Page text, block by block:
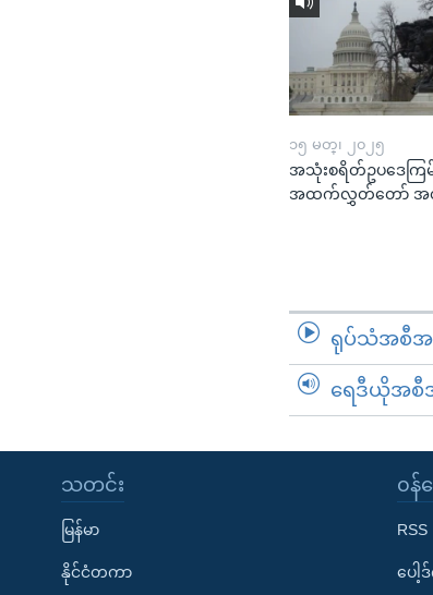
၁၅ မတ္၊ ၂၀၂၅
အသုံးစရိတ်ဥပဒေကြ
အထက်လွှတ်တော် အ
ရုပ်သံအစီအစ
ရေဒီယိုအစီအ
သတင်း
မြန်မာ
နိုင်ငံတကာ
၀န်
RSS
ပေ